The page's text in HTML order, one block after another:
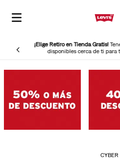
¡Elige Retiro en Tienda Gratis!
disponibles cerca de ti para
CYBER